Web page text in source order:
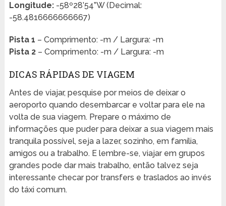
Longitude:-58º28’54”W (Decimal:
-58.4816666666667)
Pista 1 – Comprimento: -m / Largura: -m
Pista 2– Comprimento: -m / Largura: -m
DICAS RÁPIDAS DE VIAGEM
Antes de viajar, pesquise por meios de deixar o
aeroporto quando desembarcar e voltar para ele na
volta de sua viagem. Prepare o máximo de
informações que puder para deixar a sua viagem mais
tranquila possível, seja a lazer, sozinho, em família,
amigos ou a trabalho. E lembre-se, viajar em grupos
grandes pode dar mais trabalho, então talvez seja
interessante checar por transfers e traslados ao invés
do táxi comum.